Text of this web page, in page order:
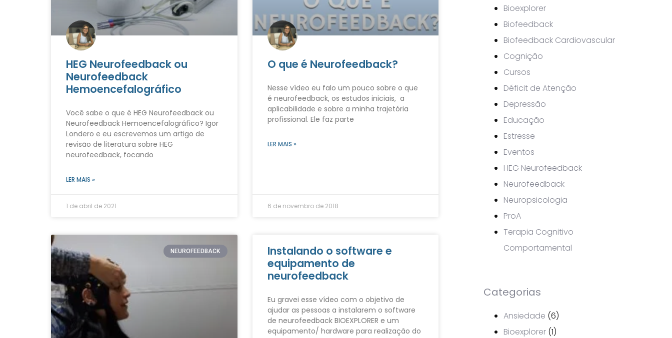
HEG Neurofeedback ou
Neurofeedback
Hemoencefalográfico
Você sabe o que é HEG Neurofeedback ou
Neurofeedback Hemoencefalográfico? Igor
Londero e eu escrevemos um artigo de
revisão de literatura sobre HEG
neurofeedback, focando
LER MAIS »
1 de abril de 2021
O que é Neurofeedback?
Nesse vídeo eu falo um pouco sobre o que
é neurofeedback, os estudos iniciais, a
aplicabilidade e sobre a minha trajetória
profissional. Ele faz parte
LER MAIS »
6 de novembro de 2018
NEUROFEEDBACK
Instalando o software e
equipamento de
neurofeedback
Eu gravei esse vídeo com o objetivo de
ajudar as pessoas a instalarem o software
de neurofeedback BIOEXPLORER e um
equipamento/ hardware para realização do
Bioexplorer
Biofeedback
Biofeedback Cardiovascular
Cognição
Cursos
Déficit de Atenção
Depressão
Educação
Estresse
Eventos
HEG Neurofeedback
Neurofeedback
Neuropsicologia
ProA
Terapia Cognitivo
Comportamental
Categorias
Ansiedade (6)
Bioexplorer (1)